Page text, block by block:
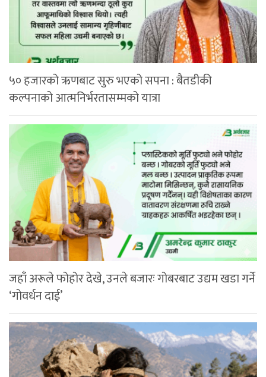
५० हजारको ऋणबाट सुरु भएको सपना : बैतडीकी
कल्पनाको आत्मनिर्भरतासम्मको यात्रा
जहाँ अरूले फोहोर देखे, उनले बजारः गोबरबाट उद्यम खडा गर्ने
‘गोवर्धन दाई’